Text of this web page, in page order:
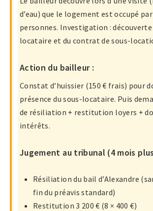
d’eau) que le logement est occupé
personnes. Investigation : découverte
locataire et du contrat de sous-
Action du bailleur :
Constat d’huissier (150 € frais) pour
présence du sous-locataire. Puis
de résiliation + restitution loyers +
intérêts.
Jugement au tribunal (4 mois
Résiliation du bail d’Alexandre
fin du préavis standard)
Restitution 3 200 € (8 × 400 €)